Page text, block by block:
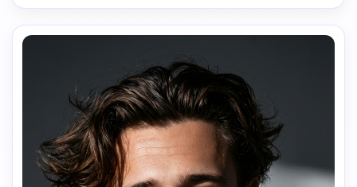
Avant-garde photography style with a contemporary,
eye-catching aesthetic.